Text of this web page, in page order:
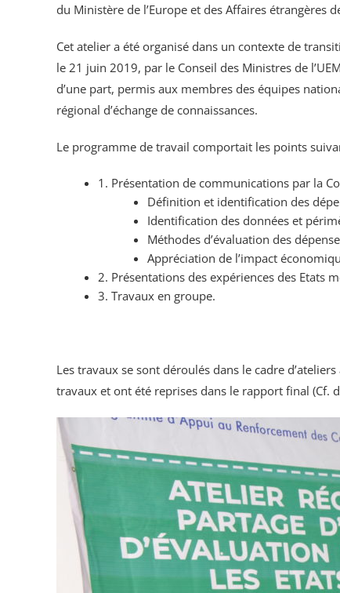
du Ministère de l’Europe et des Affaires étrangères
Cet atelier a été organisé dans un contexte de
le 21 juin 2019, par le Conseil des Ministres de
d’une part, permis aux membres des équipes
régional d’échange de connaissances.
Le programme de travail comportait les points
1. Présentation de communications par la
Définition et identification des
Identification des données et
Méthodes d’évaluation des
Appréciation de l’impact
2. Présentations des expériences des Etats
3. Travaux en groupe.
Les travaux se sont déroulés dans le cadre
travaux et ont été reprises dans le rapport final (Cf.